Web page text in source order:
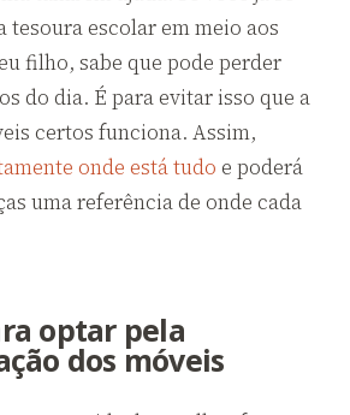
tesoura escolar em meio aos
filho, sabe que pode perder
do dia. É para evitar isso que a
certos funciona. Assim,
onde está tudo e poderá
uma referência de onde cada
optar pela
dos móveis